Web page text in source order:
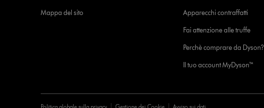
Mappa del sito Apparecchi contraffatti
Fai attenzione alle truffe
Perchè comprare da Dyson?
Il tuo account MyDyson™